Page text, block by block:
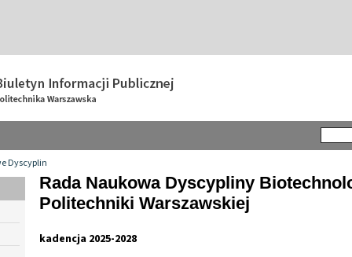
Dyscyplin
Rada Naukowa Dyscypliny
Politechniki Warszawskiej
kadencja 2025-2028